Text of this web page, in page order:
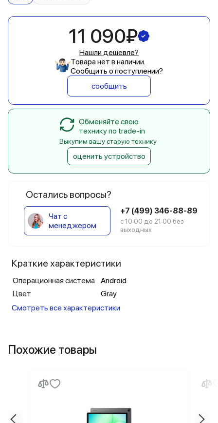
Остались вопросы?
Чат с
менеджером
+7 (499) 346-88-89
с 10:00 до 21:00 без
выходных
Краткие характеристики
Операционная система
Android
Цвет
Gray
Смотреть все характеристики
11 090₽
Нашли дешевле?
Товара нет в наличии.
Сообщить о поступлении?
сообщить
Обменяйте свою
технику по trade-in
Выкупим вашу старую технику
оценить устройство
Похожие товары